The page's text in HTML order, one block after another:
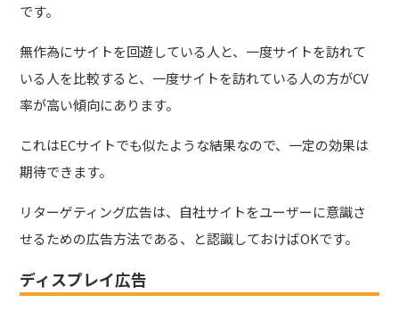
です。
無作為にサイトを回遊している人と、一度サイトを訪れて
いる人を比較すると、一度サイトを訪れている人の方がCV
率が高い傾向にあります。
これはECサイトでも似たような結果なので、一定の効果は
期待できます。
リターゲティング広告は、自社サイトをユーザーに意識さ
せるための広告方法である、と認識しておけばOKです。
ディスプレイ広告